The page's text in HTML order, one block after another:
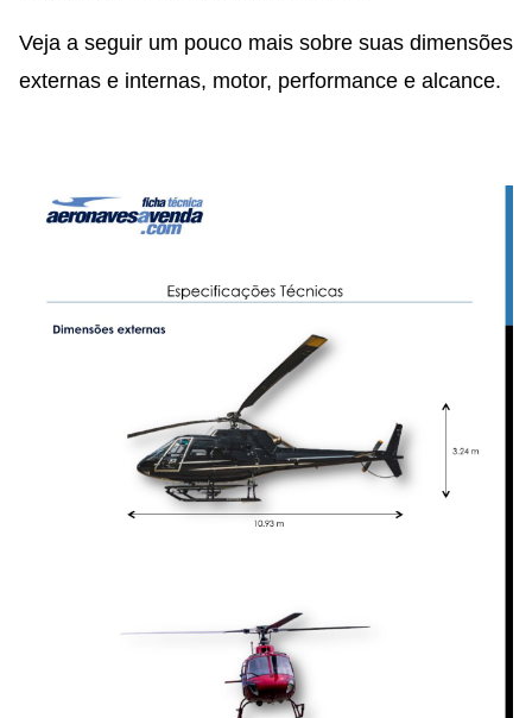
Veja a seguir um pouco mais sobre suas dimensões
externas e internas, motor, performance e alcance.